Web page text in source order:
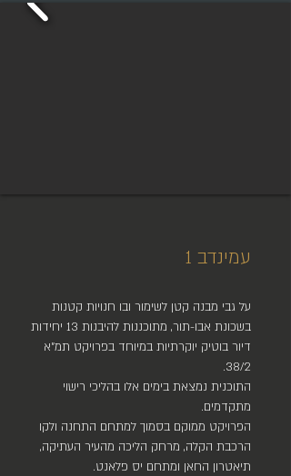
עמינדב 1
על גבי מבנה קטן לשימור ובו חנויות קטנות
בשכונת אבו-תור, מתוכננות להיבנות 13 יחידות
דיור בוטיק יוקרתיות במיוחד בפרויקט תמ"א
38/2.
התוכנית נמצאת בימים אלו בהליכי רישוי
מתקדמים.
הפרויקט ממוקם בסמוך למתחם התחנה ולקו
הרכבת הקלה, מרחק הליכה מהעיר העתיקה,
תיאטרון החאן ומתחם יס פלאנט.